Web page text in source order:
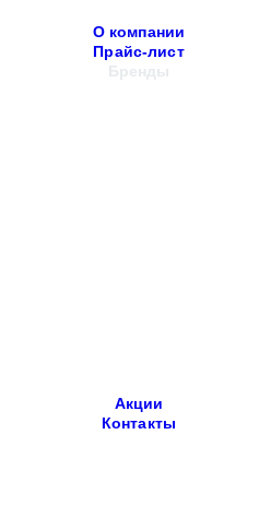
О компании
Прайс-лист
Бренды
Акции
Контакты